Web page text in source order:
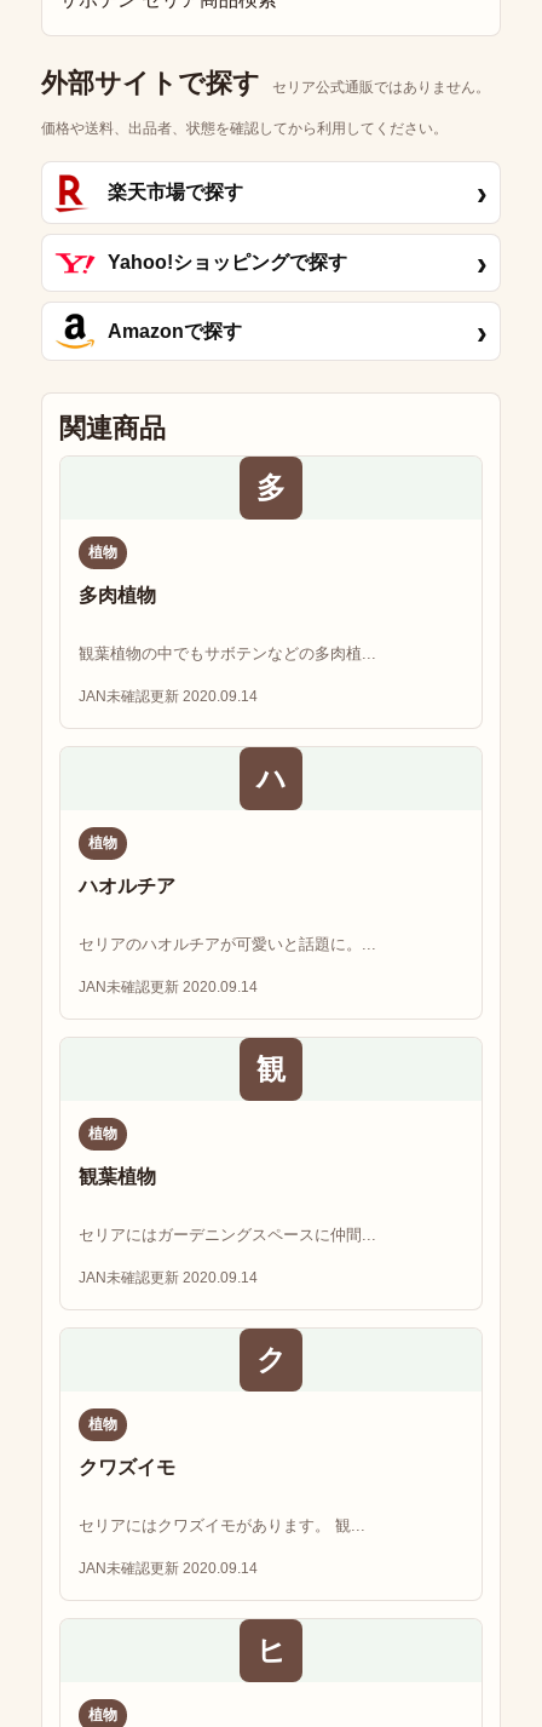
外部サイトで探す セリア公式通販ではありません。
価格や送料、出品者、状態を確認してから利用してください。
楽天市場で探す ›
Yahoo!ショッピングで探す ›
Amazonで探す ›
関連商品
多
植物
多肉植物
観葉植物の中でもサボテンなどの多肉植...
JAN未確認更新 2020.09.14
ハ
植物
ハオルチア
セリアのハオルチアが可愛いと話題に。...
JAN未確認更新 2020.09.14
観
植物
観葉植物
セリアにはガーデニングスペースに仲間...
JAN未確認更新 2020.09.14
ク
植物
クワズイモ
セリアにはクワズイモがあります。 観...
JAN未確認更新 2020.09.14
ヒ
植物